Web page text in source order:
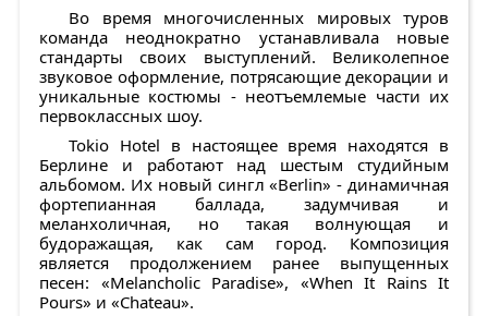
Во время многочисленных мировых туров
команда неоднократно устанавливала новые
стандарты своих выступлений. Великолепное
звуковое оформление, потрясающие декорации и
уникальные костюмы - неотъемлемые части их
первоклассных шоу.
Tokio Hotel в настоящее время находятся в
Берлине и работают над шестым студийным
альбомом. Их новый сингл «Berlin» - динамичная
фортепианная баллада, задумчивая и
меланхоличная, но такая волнующая и
будоражащая, как сам город. Композиция
является продолжением ранее выпущенных
песен: «Melancholic Paradise», «When It Rains It
Pours» и «Chateau».